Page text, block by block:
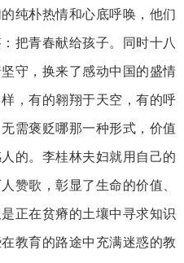
纯朴热情和心底呼唤，他们
把青春献给孩子。同时十八
守，换来了感动中国的盛情
，有的翱翔于天空，有的呼
需褒贬哪那一种形式，价值
的。李桂林夫妇就用自己的
赞歌，彰显了生命的价值、
正在贫瘠的土壤中寻求知识
教育的路途中充满迷惑的教